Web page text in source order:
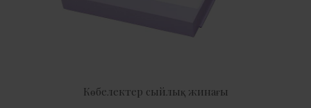
Көбелектер сыйлық жинағы